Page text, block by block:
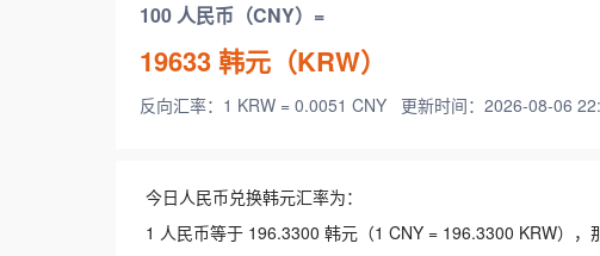
100 人民币（CNY）=
19633韩元（KRW）
反向汇率：1 KRW = 0.0051 CNY 更新时间：2026-08-06
今日人民币兑换韩元汇率为：
1 人民币等于 196.3300 韩元（1 CNY = 196.3300 KRW），